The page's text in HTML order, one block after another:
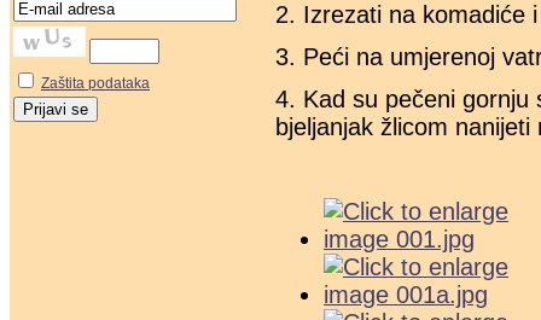
Zaštita podataka
2. Izrezati na komadiće
3. Peći na umjerenoj
4. Kad su pečeni gornju
bjeljanjak žlicom